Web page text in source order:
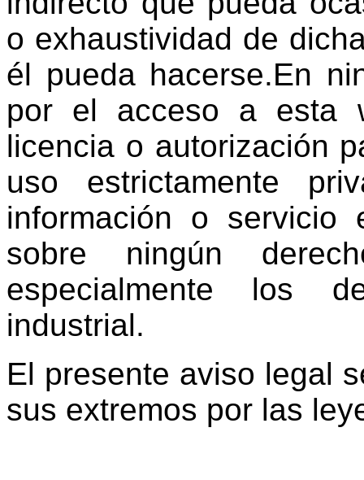
o exhaustividad de
él pueda hacerse.En
por el acceso a esta
licencia o autorización
uso estrictamente
información o
sobre ningún
especialmente los
industrial.
El presente aviso legal
sus extremos por las